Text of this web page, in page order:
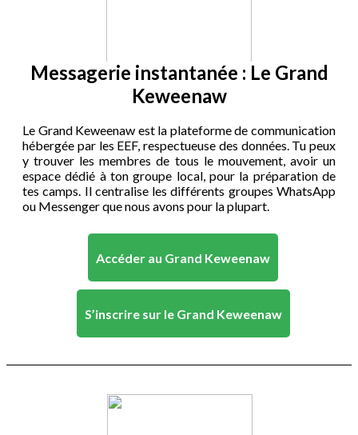
Messagerie instantanée : Le Grand
Keweenaw
Le Grand Keweenaw est la plateforme de communication
hébergée par les EEF, respectueuse des données. Tu peux
y trouver les membres de tous le mouvement, avoir un
espace dédié à ton groupe local, pour la préparation de
tes camps. Il centralise les différents groupes WhatsApp
ou Messenger que nous avons pour la plupart.
Accéder au Grand Keweenaw
S’inscrire sur le Grand Keweenaw